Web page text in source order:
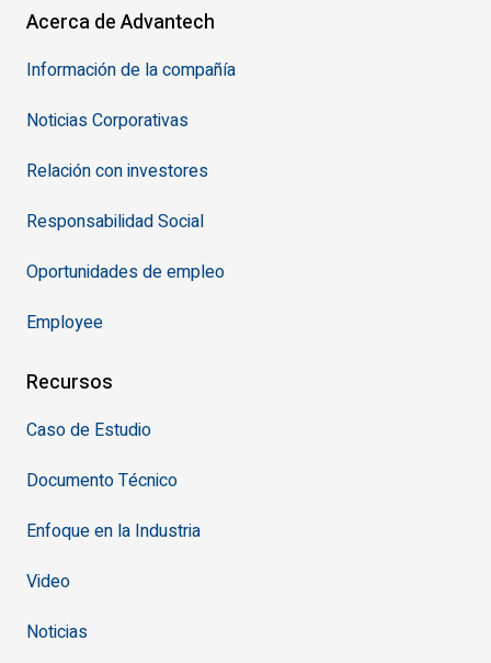
Acerca de Advantech
Información de la compañía
Noticias Corporativas
Relación con investores
Responsabilidad Social
Oportunidades de empleo
Employee
Recursos
Caso de Estudio
Documento Técnico
Enfoque en la Industria
Video
Noticias